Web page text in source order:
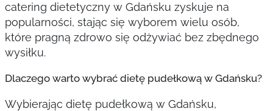
catering dietetyczny w Gdańsku zyskuje na
popularności, stając się wyborem wielu osób,
które pragną zdrowo się odżywiać bez zbędnego
wysiłku.
Dlaczego warto wybrać dietę pudełkową w Gdańsku?
Wybierając dietę pudełkową w Gdańsku,